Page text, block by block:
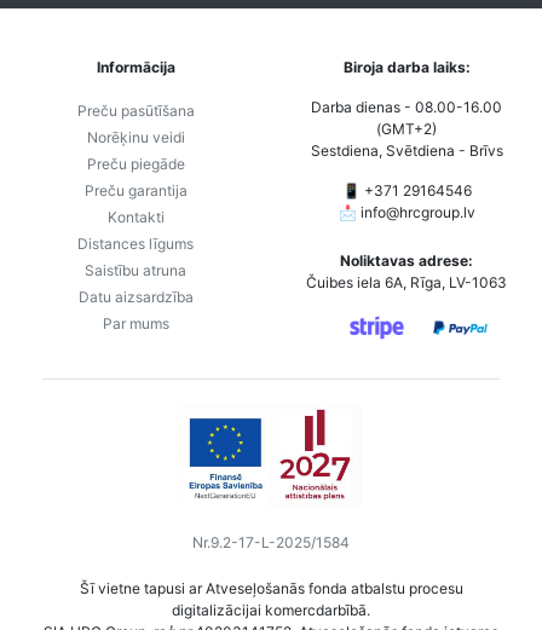
Informācija
Preču pasūtīšana
Norēķinu veidi
Preču piegāde
Preču garantija
Kontakti
Distances līgums
Saistību atruna
Datu aizsardzība
Par mums
Biroja darba laiks:
Darba dienas - 08.00-16.00
(GMT+2)
Sestdiena, Svētdiena - Brīvs
📱 +371 29164546
📩 info@hrcgroup.lv
Noliktavas adrese:
Čuibes iela 6A, Rīga, LV-1063
Nr.9.2-17-L-2025/1584
Šī vietne tapusi ar Atveseļošanās fonda atbalstu procesu
digitalizācijai komercdarbībā.